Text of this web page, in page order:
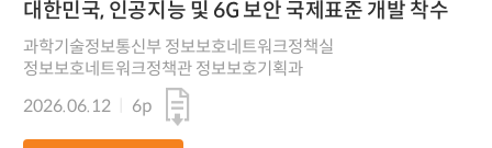
대한민국, 인공지능 및 6G 보안 국제표준 개발 착수
과학기술정보통신부 정보보호네트워크정책실
정보보호네트워크정책관 정보보호기획과
2026.06.12
6p